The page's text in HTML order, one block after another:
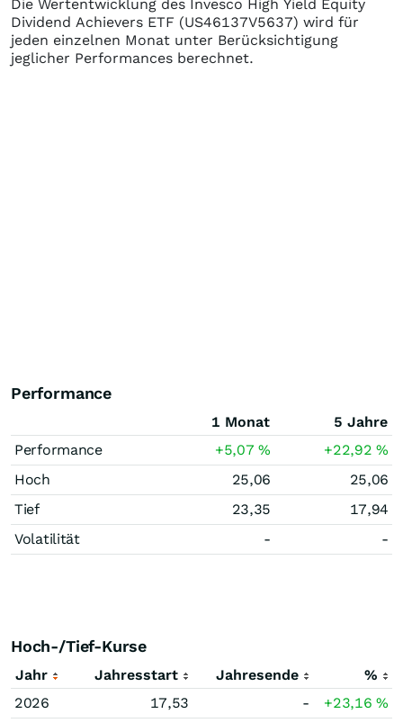
Die Wertentwicklung des Invesco High Yield Equity
Dividend Achievers ETF (US46137V5637) wird für
jeden einzelnen Monat unter Berücksichtigung
jeglicher Performances berechnet.
Performance
1 Monat
5 Jahre
Performance
+5,07% +22,92%
Hoch
25,06
25,06
Tief
23,35
17,94
Volatilität
- -
Hoch-/Tief-Kurse
Jahr Jahresstart Jahresende
%
2026
17,53 - +23,16%